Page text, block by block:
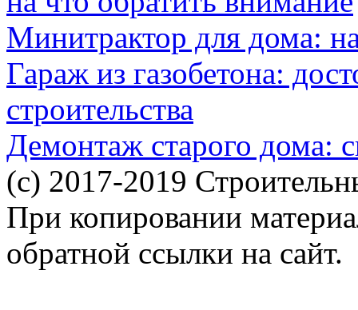
Минитрактор для дома:
Гараж из газобетона:
строительства
Демонтаж старого дома:
(c) 2017-2019
При копировании
обратной ссылки на сайт.